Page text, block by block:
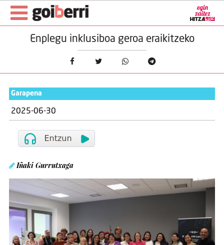
Enplegu inklusiboa geroa eraikitzeko
Garapena
2025-06-30
Iñaki Gurrutxaga